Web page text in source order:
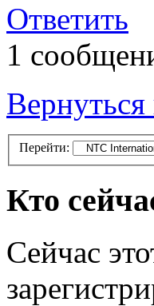
Ответить
1
Перейти:
Кто
Сейчас